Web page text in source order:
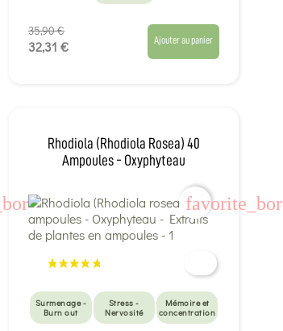
35,90 €
32,31 € Ajouter au panier
Rhodiola (Rhodiola Rosea) 40
Ampoules - Oxyphyteau
Surmenage -
Burn out
Stress -
Nervosité
Mémoire et
concentration